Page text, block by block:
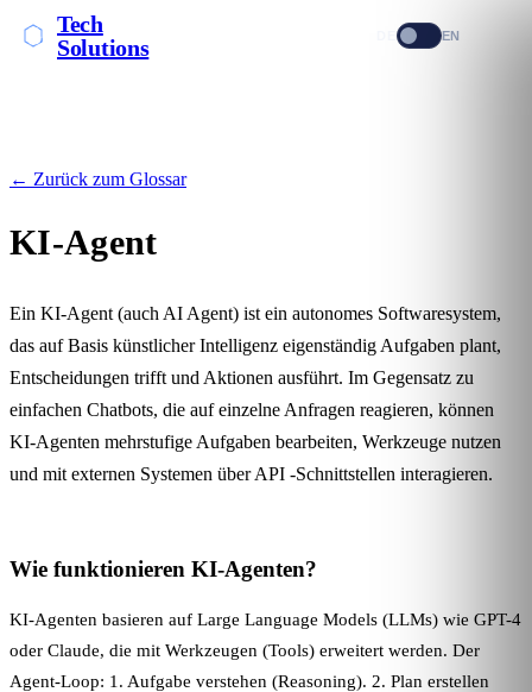
Tech
Solutions
EN
← Zurück zum Glossar
KI-Agent
Ein KI-Agent (auch AI Agent) ist ein autonomes Softwaresystem,
das auf Basis künstlicher Intelligenz eigenständig Aufgaben plant,
Entscheidungen trifft und Aktionen ausführt. Im Gegensatz zu
einfachen Chatbots, die auf einzelne Anfragen reagieren, können
KI-Agenten mehrstufige Aufgaben bearbeiten, Werkzeuge nutzen
und mit externen Systemen überAPI -Schnittstellen interagieren.
Wie funktionieren KI-Agenten?
KI-Agenten basieren auf Large Language Models (LLMs) wie GPT-4
oder Claude, die mit Werkzeugen (Tools) erweitert werden. Der
Agent-Loop: 1. Aufgabe verstehen (Reasoning). 2. Plan erstellen